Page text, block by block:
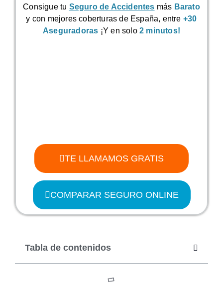
Consigue tu Seguro de Accidentes más Barato
y con mejores coberturas de España, entre +30
Aseguradoras ¡Y en solo 2 minutos!
TE LLAMAMOS GRATIS
COMPARAR SEGURO ONLINE
Tabla de contenidos